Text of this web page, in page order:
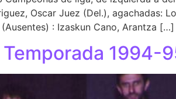
Oscar Juez (Del.), agachadas:
: Izaskun Cano, Arantza […]
1994-